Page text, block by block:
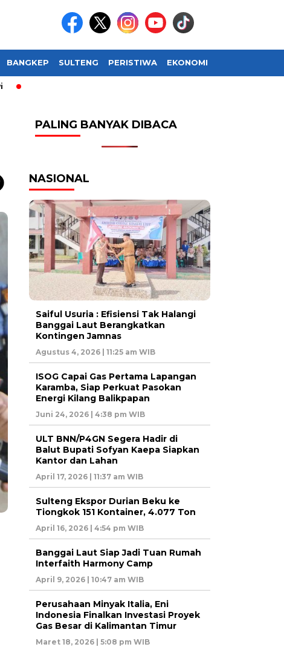
BANGKEP SULTENG PERISTIWA EKONOMI
PALING BANYAK DIBACA
NASIONAL
Saiful Usuria : Efisiensi Tak Halangi
Banggai Laut Berangkatkan
Kontingen Jamnas
Agustus 4, 2026 | 11:25 am WIB
ISOG Capai Gas Pertama Lapangan
Karamba, Siap Perkuat Pasokan
Energi Kilang Balikpapan
Juni 24, 2026 | 4:38 pm WIB
ULT BNN/P4GN Segera Hadir di
Balut Bupati Sofyan Kaepa Siapkan
Kantor dan Lahan
April 17, 2026 | 11:37 am WIB
Sulteng Ekspor Durian Beku ke
Tiongkok 151 Kontainer, 4.077 Ton
April 16, 2026 | 4:54 pm WIB
Banggai Laut Siap Jadi Tuan Rumah
Interfaith Harmony Camp
April 9, 2026 | 10:47 am WIB
Perusahaan Minyak Italia, Eni
Indonesia Finalkan Investasi Proyek
Gas Besar di Kalimantan Timur
Maret 18, 2026 | 5:08 pm WIB